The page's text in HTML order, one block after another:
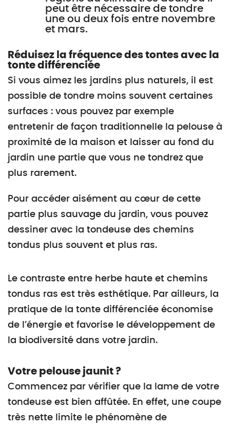
peut être nécessaire de tondre
une ou deux fois entre novembre
et mars.
Réduisez la fréquence des tontes avec la
tonte différenciée
Si vous aimez les jardins plus naturels, il est
possible de tondre moins souvent certaines
surfaces : vous pouvez par exemple
entretenir de façon traditionnelle la pelouse à
proximité de la maison et laisser au fond du
jardin une partie que vous ne tondrez que
plus rarement.
Pour accéder aisément au cœur de cette
partie plus sauvage du jardin, vous pouvez
dessiner avec la tondeuse des chemins
tondus plus souvent et plus ras.
Le contraste entre herbe haute et chemins
tondus ras est très esthétique. Par ailleurs, la
pratique de la tonte différenciée économise
de l’énergie et favorise le développement de
la biodiversité dans votre jardin.
Votre pelouse jaunit ?
Commencez par vérifier que la lame de votre
tondeuse est bien affûtée. En effet, une coupe
très nette limite le phénomène de